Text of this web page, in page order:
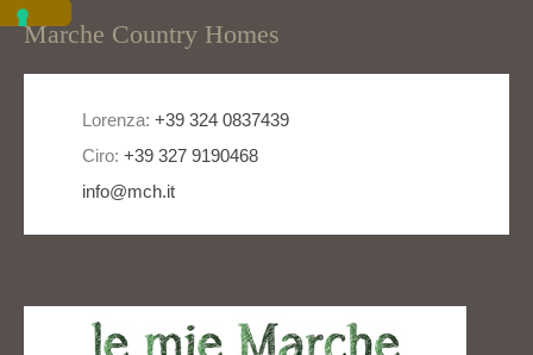
Marche Country Homes
Lorenza: +39 324 0837439
Ciro: +39 327 9190468
info@mch.it